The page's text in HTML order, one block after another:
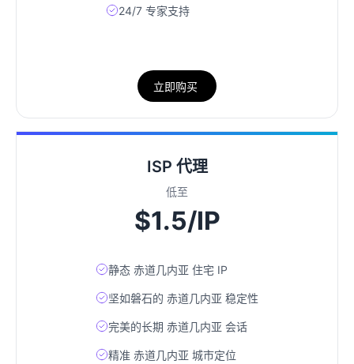
24/7 专家支持
立即购买
ISP 代理
低至
$1.5/IP
静态 赤道几内亚 住宅 IP
坚如磐石的 赤道几内亚 稳定性
完美的长期 赤道几内亚 会话
精准 赤道几内亚 城市定位